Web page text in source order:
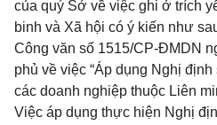
của quý Sở về việc ghi ở trích
binh và Xã hội có ý kiến như
Công văn số 1515/CP-ĐMDN
phủ về việc “Áp dụng Nghị
các doanh nghiệp thuộc Liên
Việc áp dụng thực hiện Nghị